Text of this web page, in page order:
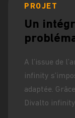
PROJET
Un
A l’issue de
infinity
adaptée.
Divalto